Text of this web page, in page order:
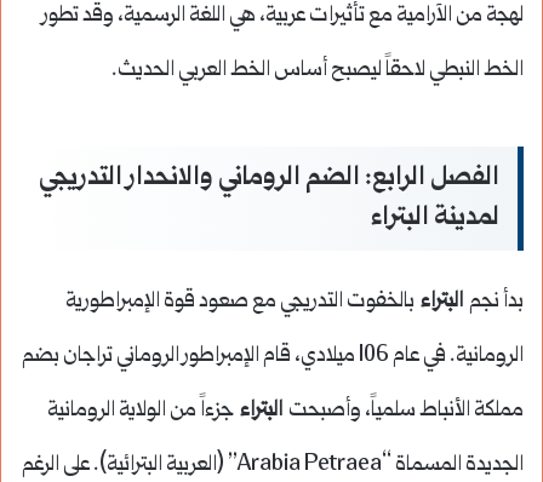
لهجة من الآرامية مع تأثيرات عربية، هي اللغة الرسمية، وقد تطور
الخط النبطي لاحقاً ليصبح أساس الخط العربي الحديث.
الفصل الرابع: الضم الروماني والانحدار التدريجي
لمدينة البتراء
بدأ نجم البتراء بالخفوت التدريجي مع صعود قوة الإمبراطورية
الرومانية. في عام 106 ميلادي، قام الإمبراطور الروماني تراجان بضم
مملكة الأنباط سلمياً، وأصبحت البتراء جزءاً من الولاية الرومانية
الجديدة المسماة “Arabia Petraea” (العربية البترائية). على الرغم